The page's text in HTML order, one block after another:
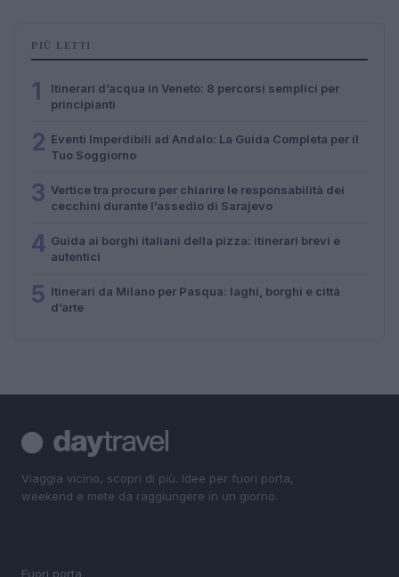
PIÙ LETTI
1
Itinerari d’acqua in Veneto: 8 percorsi semplici per
principianti
2 Eventi Imperdibili ad Andalo: La Guida Completa per il
Tuo Soggiorno
3 Vertice tra procure per chiarire le responsabilità dei
cecchini durante l’assedio di Sarajevo
4 Guida ai borghi italiani della pizza: itinerari brevi e
autentici
5 Itinerari da Milano per Pasqua: laghi, borghi e città
d’arte
Viaggia vicino, scopri di più. Idee per fuori porta,
weekend e mete da raggiungere in un giorno.
Fuori porta